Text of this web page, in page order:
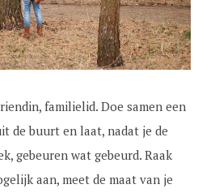
familielid. Doe samen een
de buurt en laat, nadat je de
gebeuren wat gebeurd. Raak
aan, meet de maat van je